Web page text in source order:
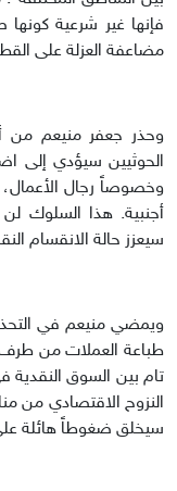
فإنها غير شرعية
مضاعفة العزلة على
وحذر جعفر منيعم من
الحوثيين سيؤدي إلى
وخصوصاً رجال الأعمال،
أجنبية. هذا السلوك
سيعزز حالة الانقسام
ويمضي منيعم في
طباعة العملات من
تام بين السوق
النزوح الاقتصادي من
سيخلق ضغوطاً هائلة